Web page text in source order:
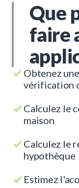
Que
faire
Obtenez
vérification
Calculez le
maison
Calculez le
hypothèque
Estimez